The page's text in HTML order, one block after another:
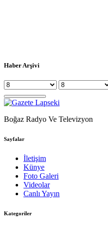
Haber Arşivi
Boğaz Radyo Ve Televizyon
Sayfalar
İletişim
Künye
Foto Galeri
Videolar
Canlı Yayın
Kategoriler